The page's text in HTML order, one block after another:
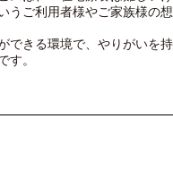
うご利用者様やご家族様の
できる環境で、やりがいを
す。